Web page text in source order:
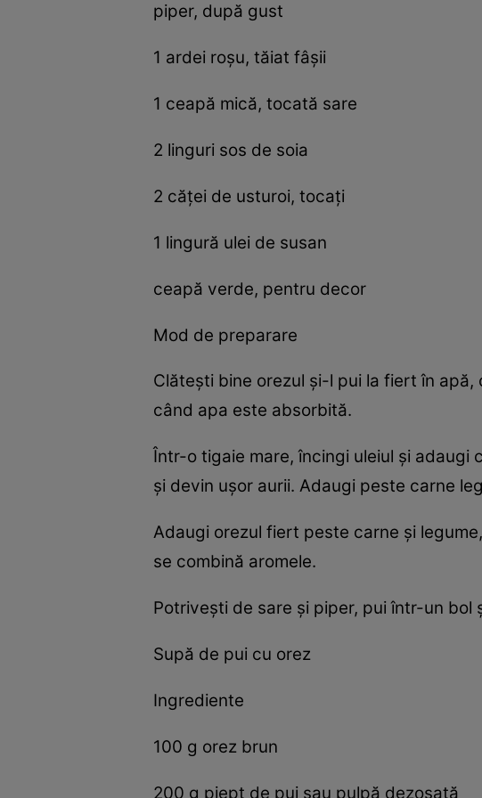
piper, după gust
1 ardei roșu, tăiat fâșii
1 ceapă mică, tocată sare
2 linguri sos de soia
2 căței de usturoi, tocați
1 lingură ulei de susan
ceapă verde, pentru decor
Mod de preparare
Clătești bine orezul și-l pui la fiert în
când apa este absorbită.
Într-o tigaie mare, încingi uleiul și
și devin ușor aurii. Adaugi peste carne
Adaugi orezul fiert peste carne și
se combină aromele.
Potrivești de sare și piper, pui într-un
Supă de pui cu orez
Ingrediente
100 g orez brun
200 g piept de pui sau pulpă dezosată